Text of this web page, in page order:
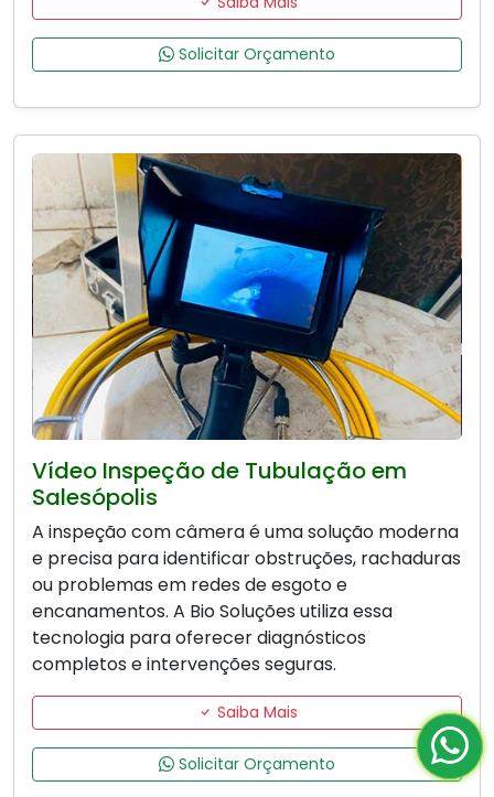
Solicitar Orçamento
Vídeo Inspeção de Tubulação em
Salesópolis
A inspeção com câmera é uma solução moderna
e precisa para identificar obstruções, rachaduras
ou problemas em redes de esgoto e
encanamentos. A Bio Soluções utiliza essa
tecnologia para oferecer diagnósticos
completos e intervenções seguras.
Saiba Mais
Solicitar Orçamento